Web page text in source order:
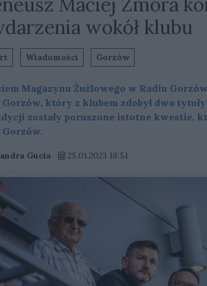
wokół klubu
Wiadomości Gorzów
Magazynu Żużlowego w Radiu
który z klubem zdobył dwa
zostały poruszone istotne kwestie,
Gucia 25.01.2023 18:51